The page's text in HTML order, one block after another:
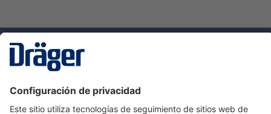
Servicio de atención al cliente de Dräger